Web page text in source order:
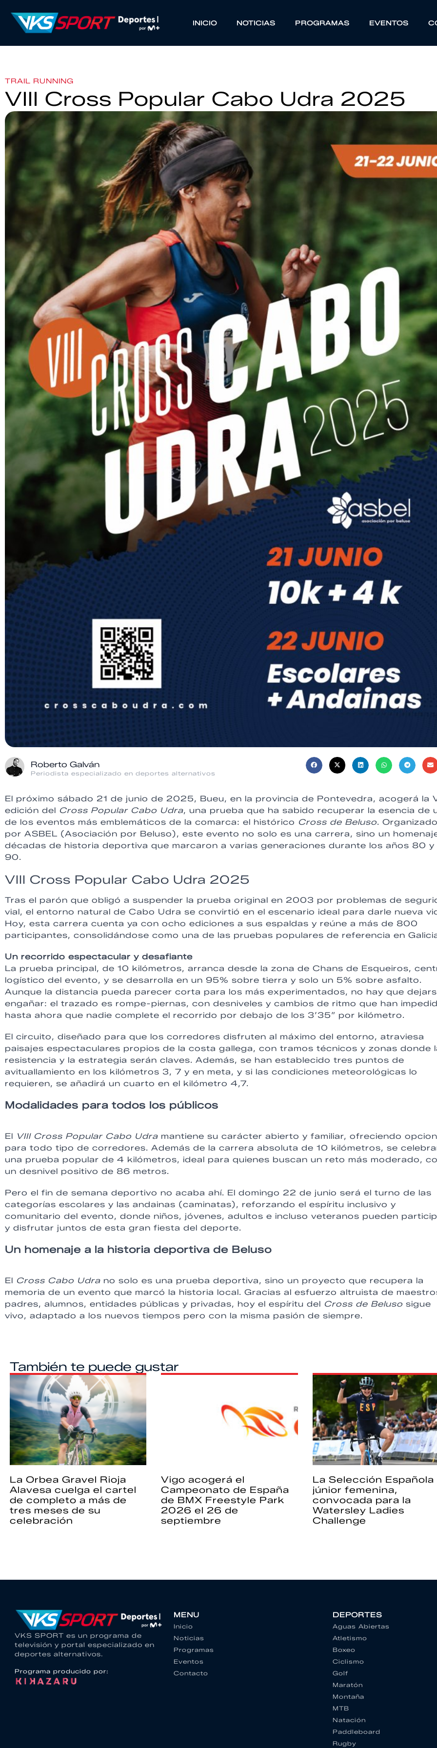
INICIO NOTICIAS PROGRAMAS EVENTOS
TRAIL RUNNING
VIII Cross Popular Cabo Udra 2025
Roberto Galván
Periodista especializado en deportes alternativos
El próximo sábado 21 de junio de 2025, Bueu, en la provincia de Pontevedra, acogerá la
edición del Cross Popular Cabo Udra, una prueba que ha sabido recuperar la esencia de
de los eventos más emblemáticos de la comarca: el histórico Cross de Beluso. Organizado
por ASBEL (Asociación por Beluso), este evento no solo es una carrera, sino un
décadas de historia deportiva que marcaron a varias generaciones durante los años 80 y
90.
VIII Cross Popular Cabo Udra 2025
Tras el parón que obligó a suspender la prueba original en 2003 por problemas de
vial, el entorno natural de Cabo Udra se convirtió en el escenario ideal para darle nueva
Hoy, esta carrera cuenta ya con ocho ediciones a sus espaldas y reúne a más de 800
participantes, consolidándose como una de las pruebas populares de referencia en
Un recorrido espectacular y desafiante
La prueba principal, de 10 kilómetros, arranca desde la zona de Chans de Esqueiros,
logístico del evento, y se desarrolla en un 95% sobre tierra y solo un 5% sobre asfalto.
Aunque la distancia pueda parecer corta para los más experimentados, no hay que
engañar: el trazado es rompe-piernas, con desniveles y cambios de ritmo que han
hasta ahora que nadie complete el recorrido por debajo de los 3’35” por kilómetro.
El circuito, diseñado para que los corredores disfruten al máximo del entorno, atraviesa
paisajes espectaculares propios de la costa gallega, con tramos técnicos y zonas donde
resistencia y la estrategia serán claves. Además, se han establecido tres puntos de
avituallamiento en los kilómetros 3, 7 y en meta, y si las condiciones meteorológicas lo
requieren, se añadirá un cuarto en el kilómetro 4,7.
Modalidades para todos los públicos
El VIII Cross Popular Cabo Udra mantiene su carácter abierto y familiar, ofreciendo
para todo tipo de corredores. Además de la carrera absoluta de 10 kilómetros, se
una prueba popular de 4 kilómetros, ideal para quienes buscan un reto más moderado,
un desnivel positivo de 86 metros.
Pero el fin de semana deportivo no acaba ahí. El domingo 22 de junio será el turno de las
categorías escolares y las andainas (caminatas), reforzando el espíritu inclusivo y
comunitario del evento, donde niños, jóvenes, adultos e incluso veteranos pueden
y disfrutar juntos de esta gran fiesta del deporte.
Un homenaje a la historia deportiva de Beluso
El Cross Cabo Udra no solo es una prueba deportiva, sino un proyecto que recupera la
memoria de un evento que marcó la historia local. Gracias al esfuerzo altruista de
padres, alumnos, entidades públicas y privadas, hoy el espíritu del Cross de Beluso sigue
vivo, adaptado a los nuevos tiempos pero con la misma pasión de siempre.
También te puede gustar
La Orbea Gravel Rioja
Alavesa cuelga el cartel
de completo a más de
tres meses de su
celebración
Vigo acogerá el
Campeonato de España
de BMX Freestyle Park
2026 el 26 de
septiembre
La Selección Española
júnior femenina,
convocada para la
Watersley Ladies
Challenge
VKS SPORT es un programa de
televisión y portal especializado en
deportes alternativos.
Programa producido por:
MENU
Inicio
Noticias
Programas
Eventos
Contacto
DEPORTES
Aguas Abiertas
Atletismo
Boxeo
Ciclismo
Golf
Maratón
Montaña
MTB
Natación
Paddleboard
Rugby